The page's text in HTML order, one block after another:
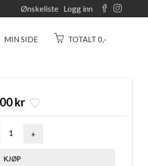
Ønskeliste Logg inn
MIN SIDE TOTALT 0,-
kr
+